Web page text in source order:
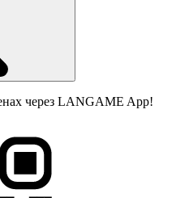
через LANGAME App!